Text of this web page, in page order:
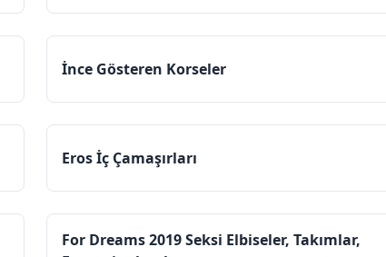
İnce Gösteren Korseler
Eros İç Çamaşırları
For Dreams 2019 Seksi Elbiseler, Takımlar,